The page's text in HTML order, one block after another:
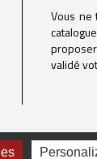
Vous ne
validé